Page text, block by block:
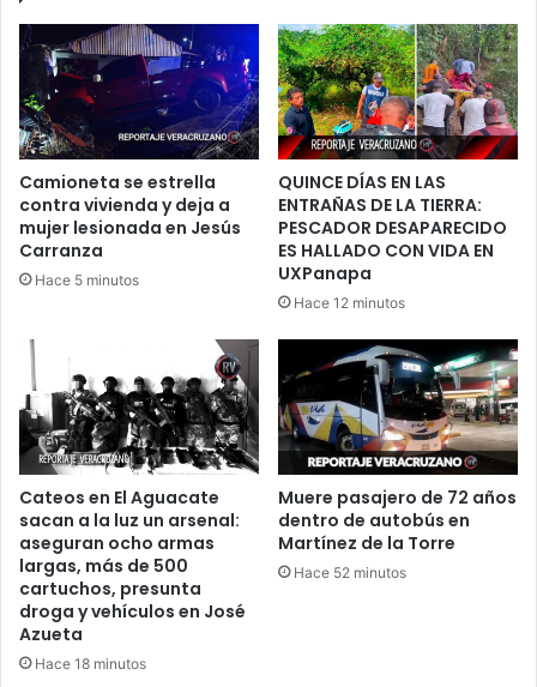
Camioneta se estrella
contra vivienda y deja a
mujer lesionada en Jesús
Carranza
Hace 5 minutos
QUINCE DÍAS EN LAS
ENTRAÑAS DE LA TIERRA:
PESCADOR DESAPARECIDO
ES HALLADO CON VIDA EN
UXPanapa
Hace 12 minutos
Cateos en El Aguacate
sacan a la luz un arsenal:
aseguran ocho armas
largas, más de 500
cartuchos, presunta
droga y vehículos en José
Azueta
Hace 18 minutos
Muere pasajero de 72 años
dentro de autobús en
Martínez de la Torre
Hace 52 minutos